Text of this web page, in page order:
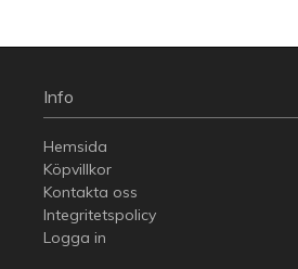
Info
Hemsida
Köpvillkor
Kontakta oss
Integritetspolicy
Logga in